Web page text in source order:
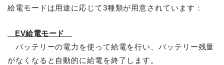
給電モードは用途に応じて3種類が用意されています：
EV給電モード
バッテリーの電力を使って給電を行い、バッテリー残量
がなくなると自動的に給電を終了します。